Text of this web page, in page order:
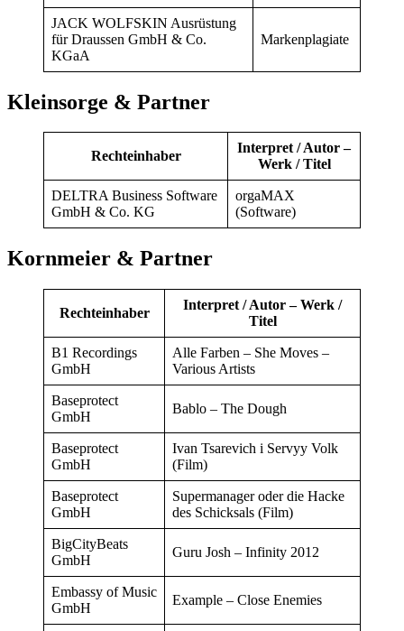
JACK WOLFSKIN Ausrüstung
für Draussen GmbH & Co.
KGaA
Markenplagiate
Kleinsorge & Partner
Rechteinhaber
Interpret / Autor –
Werk / Titel
DELTRA Business Software
GmbH & Co. KG
orgaMAX
(Software)
Kornmeier & Partner
Rechteinhaber
Interpret / Autor – Werk /
Titel
B1 Recordings
GmbH
Alle Farben – She Moves –
Various Artists
Baseprotect
GmbH
Bablo – The Dough
Baseprotect
GmbH
Ivan Tsarevich i Servyy Volk
(Film)
Baseprotect
GmbH
Supermanager oder die Hacke
des Schicksals (Film)
BigCityBeats
GmbH
Guru Josh – Infinity 2012
Embassy of Music
GmbH
Example – Close Enemies